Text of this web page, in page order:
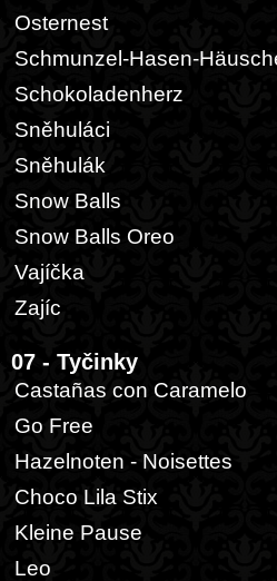
Osternest
Schmunzel-Hasen-
Schokoladenherz
Sněhuláci
Sněhulák
Snow Balls
Snow Balls Oreo
Vajíčka
Zajíc
07 - Tyčinky
Castañas con Caramelo
Go Free
Hazelnoten - Noisettes
Choco Lila Stix
Kleine Pause
Leo